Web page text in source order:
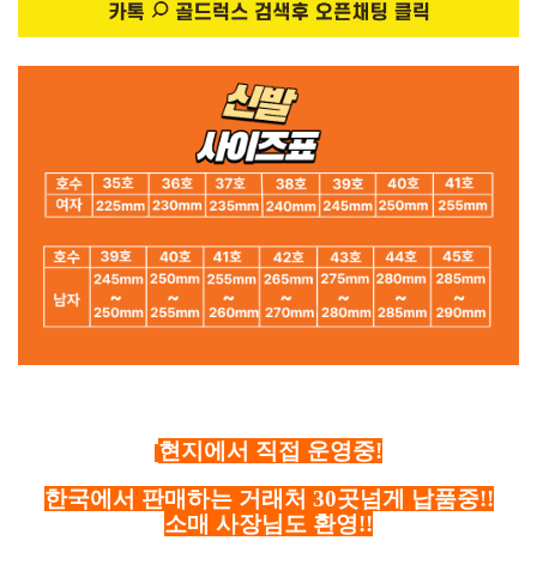
현지에서 직접 운영중!
한국에서 판매하는 거래처 30곳넘게 납품중!!
소매 사장님도 환영!!